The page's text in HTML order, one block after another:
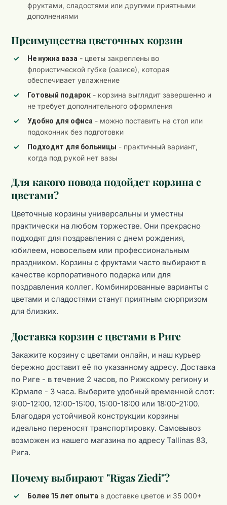
фруктами, сладостями или другими приятными
дополнениями
Преимущества цветочных корзин
Не нужна ваза - цветы закреплены во
флористической губке (оазисе), которая
обеспечивает увлажнение
Готовый подарок - корзина выглядит завершенно и
не требует дополнительного оформления
Удобно для офиса - можно поставить на стол или
подоконник без подготовки
Подходит для больницы - практичный вариант,
когда под рукой нет вазы
Для какого повода подойдет корзина с
цветами?
Цветочные корзины универсальны и уместны
практически на любом торжестве. Они прекрасно
подходят для поздравления с днем рождения,
юбилеем, новосельем или профессиональным
праздником. Корзины с фруктами часто выбирают в
качестве корпоративного подарка или для
поздравления коллег. Комбинированные варианты с
цветами и сладостями станут приятным сюрпризом
для близких.
Доставка корзин с цветами в Риге
Закажите корзину с цветами онлайн, и наш курьер
бережно доставит её по указанному адресу. Доставка
по Риге - в течение 2 часов, по Рижскому региону и
Юрмале - 3 часа. Выберите удобный временной слот:
9:00-12:00, 12:00-15:00, 15:00-18:00 или 18:00-21:00.
Благодаря устойчивой конструкции корзины
идеально переносят транспортировку. Самовывоз
возможен из нашего магазина по адресу Tallinas 83,
Рига.
Почему выбирают "Rīgas Ziedi"?
Более 15 лет опыта в доставке цветов и 35 000+